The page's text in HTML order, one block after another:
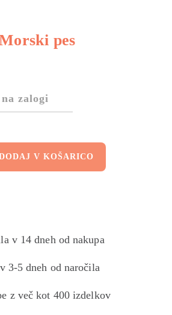
pes
na zalogi
količina
V KOŠARICO
v 14 dneh od nakupa
3-5 dneh od naročila
z več kot 400 izdelkov